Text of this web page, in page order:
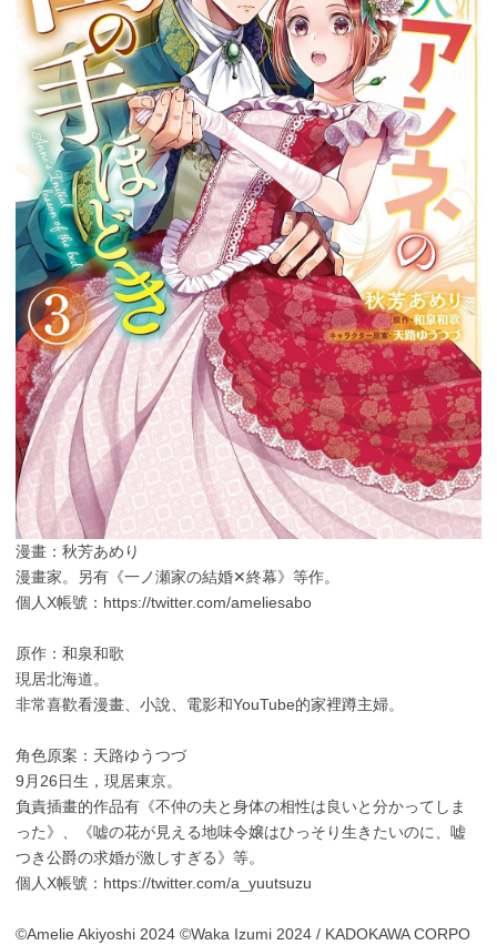
漫畫：秋芳あめり
漫畫家。另有《一ノ瀬家の結婚✕終幕》等作。
個人X帳號：https://twitter.com/ameliesabo
原作：和泉和歌
現居北海道。
非常喜歡看漫畫、小說、電影和YouTube的家裡蹲主婦。
角色原案：天路ゆうつづ
9月26日生，現居東京。
負責插畫的作品有《不仲の夫と身体の相性は良いと分かってしま
った》、《嘘の花が見える地味令嬢はひっそり生きたいのに、嘘
つき公爵の求婚が激しすぎる》等。
個人X帳號：https://twitter.com/a_yuutsuzu
©Amelie Akiyoshi 2024 ©Waka Izumi 2024 / KADOKAWA CORPO